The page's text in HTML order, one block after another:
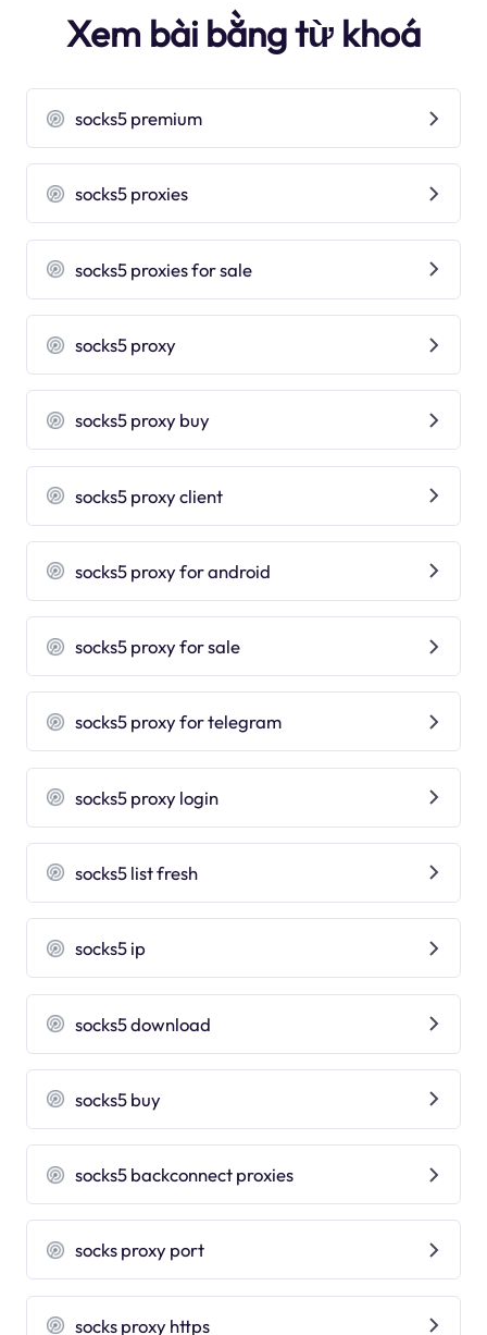
Xem bài bằng từ khoá
socks5 premium
socks5 proxies
socks5 proxies for sale
socks5 proxy
socks5 proxy buy
socks5 proxy client
socks5 proxy for android
socks5 proxy for sale
socks5 proxy for telegram
socks5 proxy login
socks5 list fresh
socks5 ip
socks5 download
socks5 buy
socks5 backconnect proxies
socks proxy port
socks proxy https